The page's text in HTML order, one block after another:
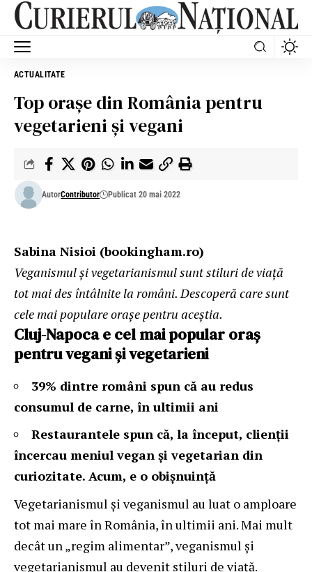
ACTUALITATE
Top orașe din România pentru
vegetarieni și vegani
AutorContributor Publicat 20 mai 2022
Sabina Nisioi (bookingham.ro)
Veganismul și vegetarianismul sunt stiluri de viață
tot mai des întâlnite la români. Descoperă care sunt
cele mai populare orașe pentru aceștia.
Cluj-Napoca e cel mai popular oraș
pentru vegani și vegetarieni
39% dintre români spun că au redus
consumul de carne, în ultimii ani
Restaurantele spun că, la început, clienții
încercau meniul vegan și vegetarian din
curiozitate. Acum, e o obișnuință
Vegetarianismul și veganismul au luat o amploare
tot mai mare în România, în ultimii ani. Mai mult
decât un „regim alimentar”, veganismul și
vegetarianismul au devenit stiluri de viață.